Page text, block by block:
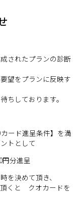
されたプランの診断
望をプランに反映す
ちしております。
ード進呈条件】を満
トとして
分進呈
決めて頂き、
くと クオカードを